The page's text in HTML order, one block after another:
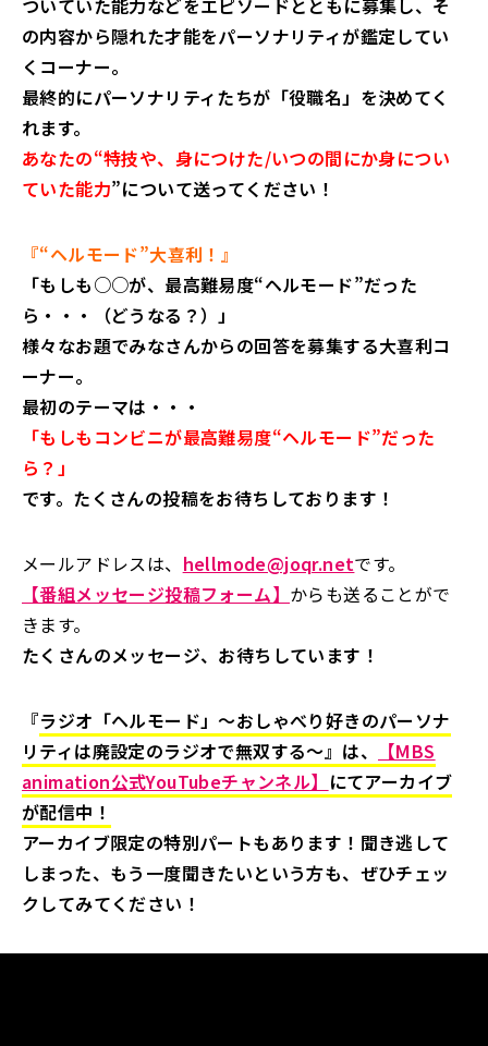
ついていた能力などをエピソードとともに募集し、そ
の内容から隠れた才能をパーソナリティが鑑定してい
くコーナー。
最終的にパーソナリティたちが「役職名」を決めてく
れます。
あなたの“特技や、身につけた/いつの間にか身につい
ていた能力”について送ってください！
『“ヘルモード”大喜利！』
「もしも○○が、最高難易度“ヘルモード”だった
ら・・・（どうなる？）」
様々なお題でみなさんからの回答を募集する大喜利コ
ーナー。
最初のテーマは・・・
「もしもコンビニが最高難易度“ヘルモード”だった
ら？」
です。たくさんの投稿をお待ちしております！
メールアドレスは、 hellmode@joqr.netです。
【番組メッセージ投稿フォーム】 からも送ることがで
きます。
たくさんのメッセージ、お待ちしています！
『ラジオ「ヘルモード」～おしゃべり好きのパーソナ
リティは廃設定のラジオで無双する～』は、
【MBS
animation公式YouTubeチャンネル】 にてアーカイブ
が配信中！
アーカイブ限定の特別パートもあります！聞き逃して
しまった、もう一度聞きたいという方も、ぜひチェッ
クしてみてください！